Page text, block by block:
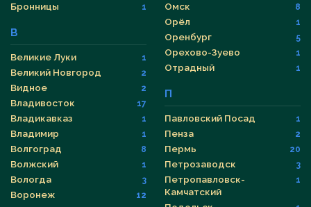
Бронницы 1
В
Великие Луки 1
Великий Новгород 2
Видное 2
Владивосток 17
Владикавказ 1
Владимир 1
Волгоград 8
Волжский 1
Вологда 3
Воронеж 12
Омск 8
Орёл 1
Оренбург 5
Орехово-Зуево 1
Отрадный 1
П
Павловский Посад 1
Пенза 2
Пермь 20
Петрозаводск 3
Петропавловск-
Камчатский
1